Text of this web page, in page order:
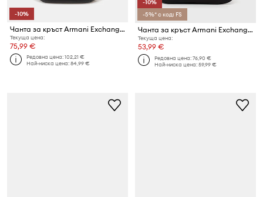
-10%
Чанта за кръст Armani Exchange
Текуща цена:
75,99 €
Редовна цена:102,21 €
Най-ниска цена:84,99 €
-10%
-5%* с код: FS
Чанта за кръст Armani Exchange
Текуща цена:
53,99 €
Редовна цена:76,90 €
Най-ниска цена:59,99 €